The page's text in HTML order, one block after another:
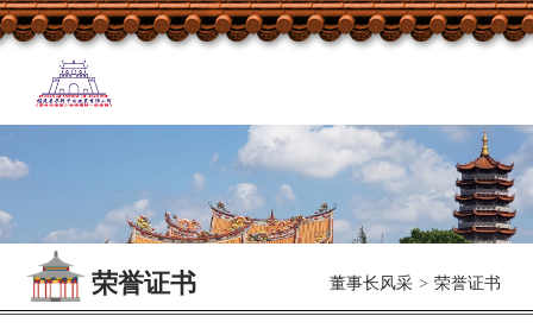
董事长风采 > 荣誉证书
荣誉证书